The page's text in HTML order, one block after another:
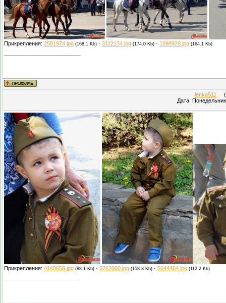
Прикрепления: 2581974.jpg (168.1 Kb) · 3112134.jpg (174.0 Kb) · 1898926.jpg (164.1 Kb)
lenka511
Дата:
Прикрепления: 4140658.jpg (88.1 Kb) · 6762000.jpg (158.3 Kb) · 5044464.jpg (112.2 Kb)